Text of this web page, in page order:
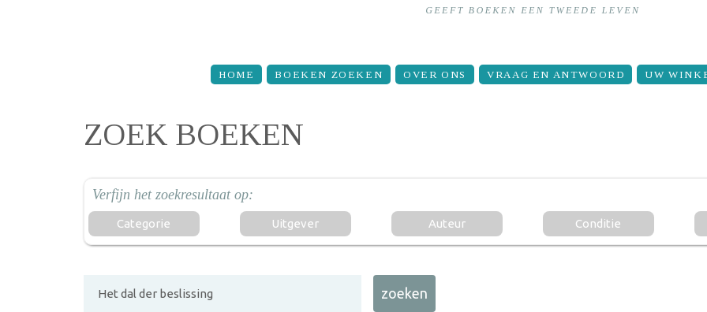
HOME BOEKEN ZOEKEN OVER ONS VRAAG EN ANTWOORD UW
ZOEK BOEKEN
Categorie Uitgever Auteur Conditie